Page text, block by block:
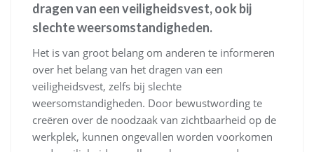
dragen van een veiligheidsvest, ook bij
slechte weersomstandigheden.
Het is van groot belang om anderen te informeren
over het belang van het dragen van een
veiligheidsvest, zelfs bij slechte
weersomstandigheden. Door bewustwording te
creëren over de noodzaak van zichtbaarheid op de
werkplek, kunnen ongevallen worden voorkomen